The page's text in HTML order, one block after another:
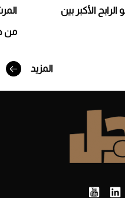
الأكبر بين
من
المزيد